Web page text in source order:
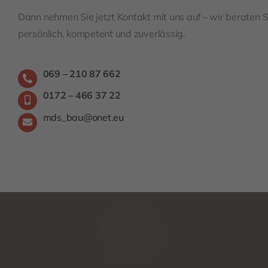
Dann nehmen Sie jetzt Kontakt mit uns auf – wir beraten
persönlich, kompetent und zuverlässig.
069 – 210 87 662
0172 – 466 37 22
mds_bau@onet.eu